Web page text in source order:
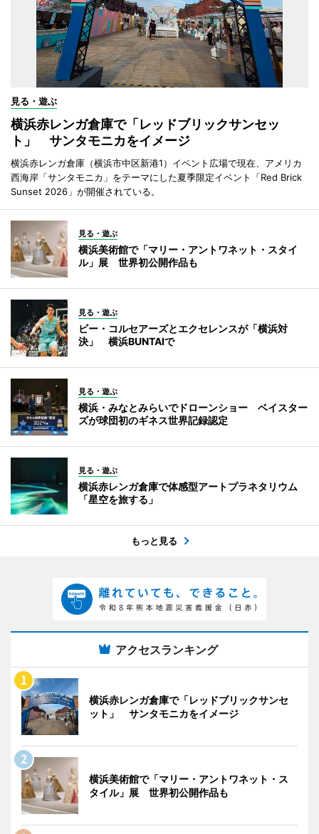
見る・遊ぶ
横浜赤レンガ倉庫で「レッドブリックサンセッ
ト」 サンタモニカをイメージ
横浜赤レンガ倉庫（横浜市中区新港1）イベント広場で現在、アメリカ
西海岸「サンタモニカ」をテーマにした夏季限定イベント「Red Brick
Sunset 2026」が開催されている。
見る・遊ぶ
横浜美術館で「マリー・アントワネット・スタイ
ル」展 世界初公開作品も
見る・遊ぶ
ビー・コルセアーズとエクセレンスが「横浜対
決」 横浜BUNTAIで
見る・遊ぶ
横浜・みなとみらいでドローンショー ベイスター
ズが球団初のギネス世界記録認定
見る・遊ぶ
横浜赤レンガ倉庫で体感型アートプラネタリウム
「星空を旅する」
もっと見る
アクセスランキング
横浜赤レンガ倉庫で「レッドブリックサンセ
ット」 サンタモニカをイメージ
横浜美術館で「マリー・アントワネット・ス
タイル」展 世界初公開作品も